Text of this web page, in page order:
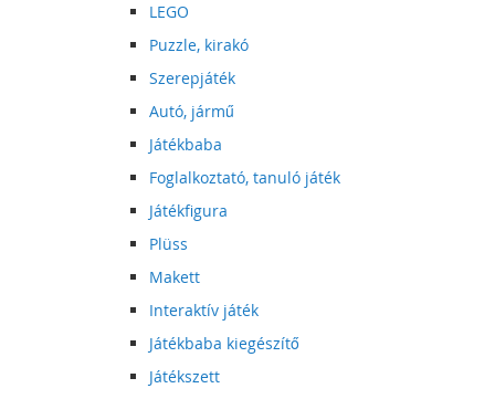
LEGO
Puzzle, kirakó
Szerepjáték
Autó, jármű
Játékbaba
Foglalkoztató, tanuló játék
Játékfigura
Plüss
Makett
Interaktív játék
Játékbaba kiegészítő
Játékszett